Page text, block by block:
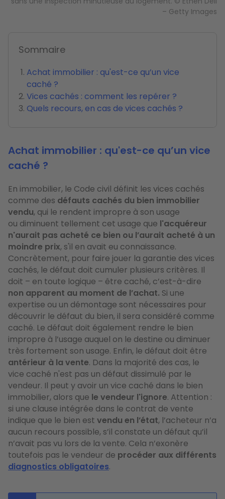
– Getty Images
Sommaire
Achat immobilier : qu'est-ce qu’un vice
caché ?
Vices cachés : comment les repérer ?
Quels recours, en cas de vices cachés ?
Achat immobilier : qu'est-ce qu’un vice
caché ?
En immobilier, le Code civil définit les vices cachés
comme des défauts cachés du bien immobilier
vendu, qui le rendent impropre à son usage
ou diminuent tellement cet usage que l'acquéreur
n'aurait pas acheté ce bien ou l’aurait acheté à un
moindre prix, s'il en avait eu connaissance.
Concrètement, pour faire jouer la garantie des vices
cachés, le défaut doit cumuler plusieurs critères. Il
doit – en toute logique – être caché, c’est-à-dire
non apparent au moment de l’achat. Si une
expertise ou un démontage sont nécessaires pour
découvrir le défaut du bien, il sera considéré comme
caché. Le défaut doit également rendre le bien
impropre à l’usage auquel on le destine ou diminuer
très fortement son usage. Enfin, le défaut doit être
antérieur à la vente. Dans la majorité des cas, le
vice caché n'est pas un défaut dissimulé par le
vendeur. Il peut y avoir un vice caché dans le bien
immobilier, alors que le vendeur l'ignore. Attention :
si une clause intégrée dans le contrat de vente
indique que le bien est vendu en l’état, l’acheteur n’a
aucun recours possible, s’il constate un défaut qu’il
n’avait pas vu lors de la vente. Cela n’exonère
toutefois pas le vendeur de procéder aux différents
diagnostics obligatoires.